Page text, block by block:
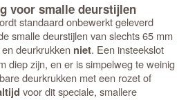
voor smalle deurstijlen
standaard onbewerkt geleverd
smalle deurstijlen van slechts 65 mm
deurkrukken niet. Een insteekslot
diep zijn, en er is simpelweg te weinig
deurkrukken met een rozet of
voor dit speciale, smallere